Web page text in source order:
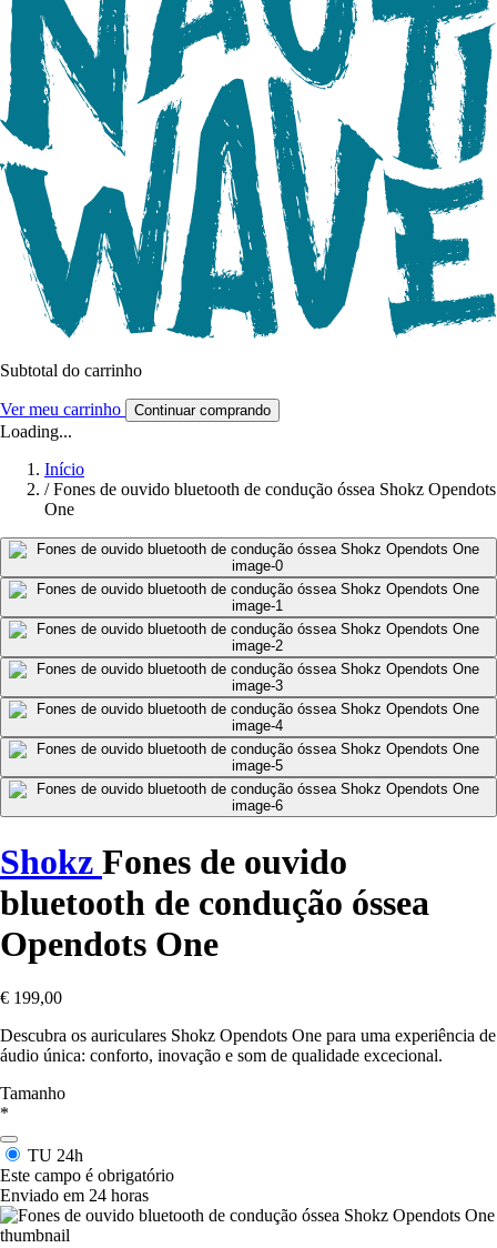
Subtotal do carrinho
Ver meu carrinho Continuar comprando
Loading...
Início
/ Fones de ouvido bluetooth de condução óssea Shokz Opendots
One
Shokz Fones de ouvido
bluetooth de condução óssea
Opendots One
€ 199,00
Descubra os auriculares Shokz Opendots One para uma experiência de
áudio única: conforto, inovação e som de qualidade excecional.
Tamanho
*
TU 24h
Este campo é obrigatório
Enviado em 24 horas